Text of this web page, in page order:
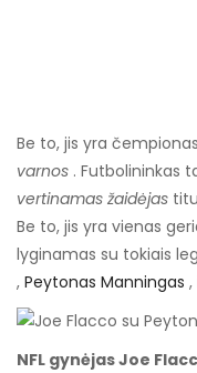
Be to, jis yra
varnos . Futbolininkas
vertinamas žaidėjas
Be to, jis yra vienas
lyginamas su tokiais
, Peytonas Manningas ,
NFL gynėjas Joe